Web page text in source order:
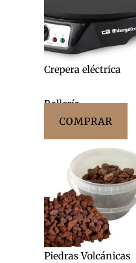
Crepera eléctrica
Bollería
COMPRAR
Piedras Volcánicas